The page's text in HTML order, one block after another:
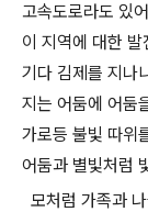
고속도로라도 있
이 지역에 대한
기다 김제를 지나
지는 어둠에 어둠
가로등 불빛 따위
어둠과 별빛처럼
모처럼 가족과